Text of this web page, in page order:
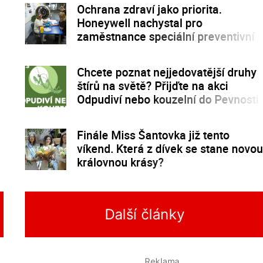
Ochrana zdraví jako priorita.
Honeywell nachystal pro
zaměstnance speciální preventivní
Chcete poznat nejjedovatější druhy
štírů na světě? Přijďte na akci
Odpudiví nebo kouzelní do Pevnosti
Finále Miss Šantovka již tento
víkend. Která z dívek se stane novou
královnou krásy?
Další články